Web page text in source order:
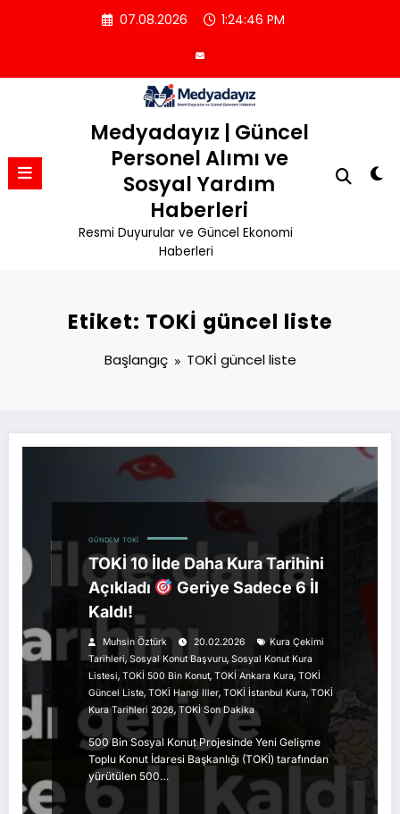
07.08.2026 1:24:47 PM
Medyadayız | Güncel
Personel Alımı ve
Sosyal Yardım
Haberleri
Resmi Duyurular ve Güncel Ekonomi
Haberleri
Etiket: TOKİ güncel liste
Başlangıç TOKİ güncel liste
GÜNDEM TOKI
TOKİ 10 İlde Daha Kura Tarihini
Açıkladı
Geriye Sadece 6 İl
Kaldı!
Muhsin Öztürk 20.02.2026
Kura Çekimi
Tarihleri,Sosyal Konut Başvuru, Sosyal Konut Kura
Listesi, TOKİ 500 Bin Konut, TOKİ Ankara Kura, TOKİ
Güncel Liste, TOKİ Hangi Iller, TOKİ İstanbul Kura, TOKİ
Kura Tarihleri 2026,TOKİ Son Dakika
500 Bin Sosyal Konut Projesinde Yeni Gelişme
Toplu Konut İdaresi Başkanlığı (TOKİ) tarafından
yürütülen 500…